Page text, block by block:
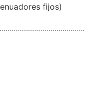
fijos)